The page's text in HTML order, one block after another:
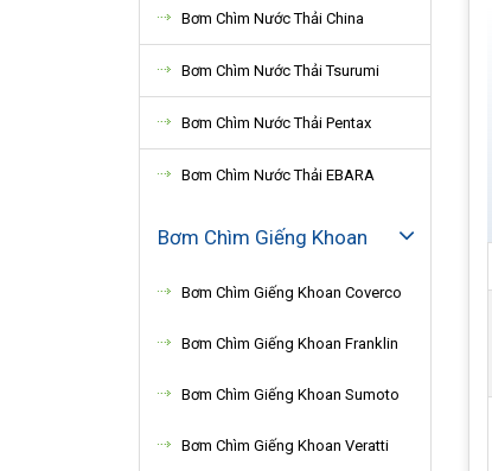
Bơm Chìm Nước Thải China
Bơm Chìm Nước Thải Tsurumi
Bơm Chìm Nước Thải Pentax
Bơm Chìm Nước Thải EBARA
Bơm Chìm Giếng Khoan
Bơm Chìm Giếng Khoan Coverco
Bơm Chìm Giếng Khoan Franklin
Bơm Chìm Giếng Khoan Sumoto
Bơm Chìm Giếng Khoan Veratti